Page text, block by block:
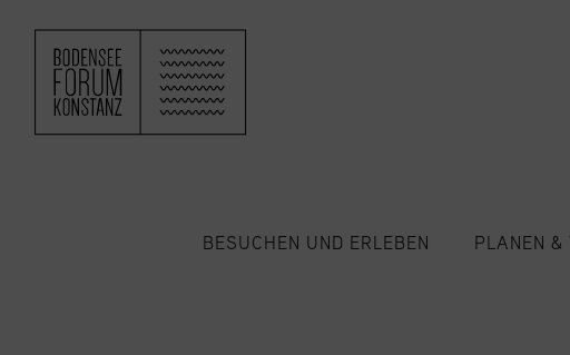
ZUM HAUPTINHALT SPRINGEN
BESUCHEN UND ERLEBEN PLANEN &